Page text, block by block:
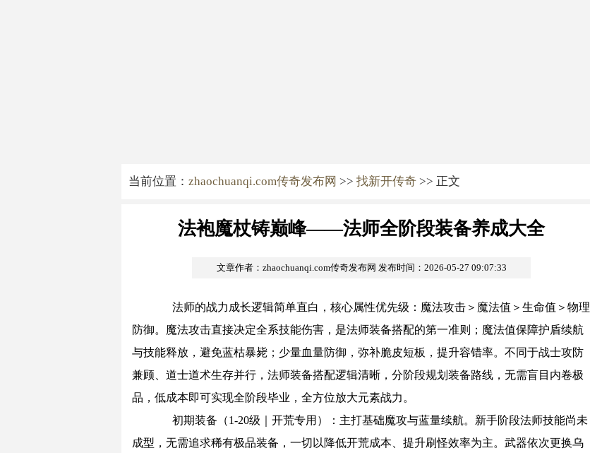
当前位置： zhaochuanqi.com传奇发布网 >> 找新开传奇 >> 正文
法袍魔杖铸巅峰——法师全阶段装备养成大全
文章作者：zhaochuanqi.com传奇发布网 发布时间：2026-05-27 09:07:33
法师的战力成长逻辑简单直白，核心属性优先级：魔法攻击＞魔法值＞生命值＞物理
防御。魔法攻击直接决定全系技能伤害，是法师装备搭配的第一准则；魔法值保障护盾续航
与技能释放，避免蓝枯暴毙；少量血量防御，弥补脆皮短板，提升容错率。不同于战士攻防
兼顾、道士道术生存并行，法师装备搭配逻辑清晰，分阶段规划装备路线，无需盲目内卷极
品，低成本即可实现全阶段毕业，全方位放大元素战力。
初期装备（1-20级｜开荒专用）：主打基础魔攻与蓝量续航。新手阶段法师技能尚未
成型，无需追求稀有极品装备，一切以降低开荒成本、提升刷怪效率为主。武器依次更换乌